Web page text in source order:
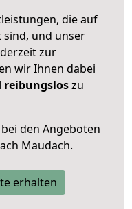
die auf
und unser
zur
wir Ihnen dabei
reibungsloszu
bei den Angeboten
Maudach.
erhalten